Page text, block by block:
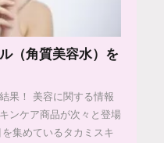
（角質美容水）を
果！ 美容に関する情報
ンケア商品が次々と登場
集めているタカミスキ